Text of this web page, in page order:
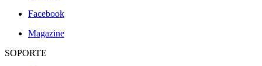
Facebook
Magazine
SOPORTE